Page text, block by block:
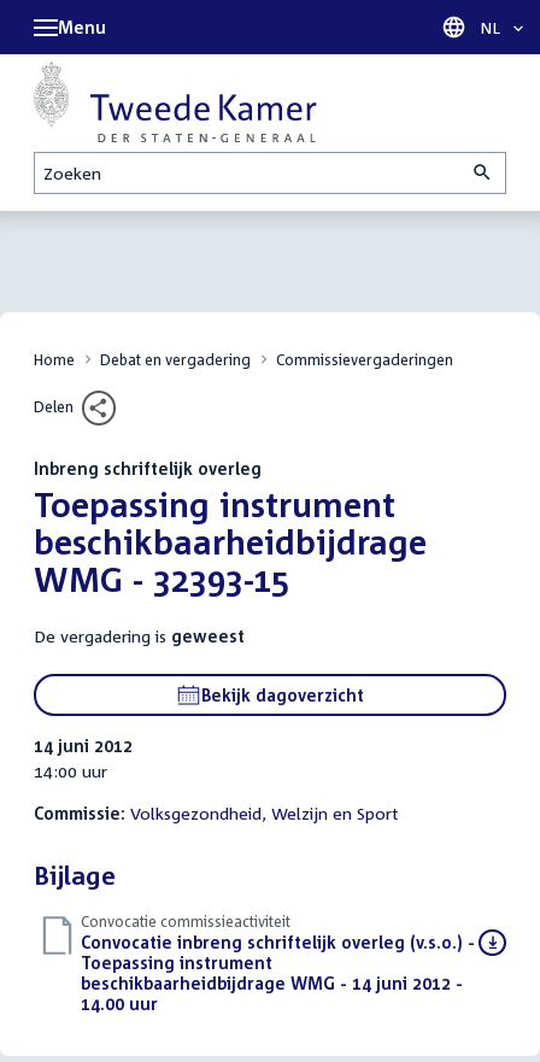
Zoeken
Menu Taal
NL
Home Debat en vergadering Commissievergaderingen
Delen
Inbreng schriftelijk overleg
:Toepassing instrument
beschikbaarheidbijdrage
WMG - 32393-15
De vergadering is geweest
Bekijk dagoverzicht
14 juni 2012
14:00 uur
Commissie: Volksgezondheid, Welzijn en Sport
Bijlage
Convocatie commissieactiviteit
Download
bestand:
Convocatie inbreng schriftelijk overleg (v.s.o.) -
Toepassing instrument
beschikbaarheidbijdrage WMG - 14 juni 2012 -
14.00 uur(PDF)